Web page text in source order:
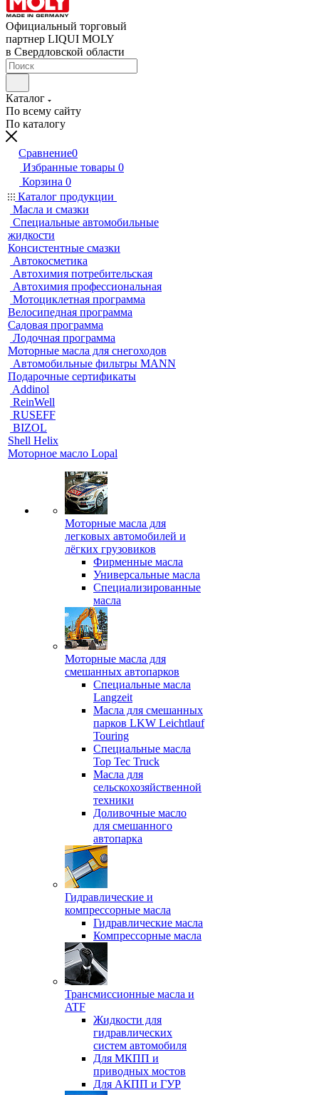
Официальный торговый
партнер LIQUI MOLY
в Свердловской области
Каталог
По всему сайту
По каталогу
Сравнение0
Избранные товары 0
Корзина 0
Каталог продукции
Масла и смазки
Специальные автомобильные
жидкости
Консистентные смазки
Автокосметика
Автохимия потребительская
Автохимия профессиональная
Мотоциклетная программа
Велосипедная программа
Садовая программа
Лодочная программа
Моторные масла для снегоходов
Автомобильные фильтры MANN
Подарочные сертификаты
Addinol
ReinWell
RUSEFF
BIZOL
Shell Helix
Моторное масло Lopal
Моторные масла для
легковых автомобилей и
лёгких грузовиков
Фирменные масла
Универсальные масла
Специализированные
масла
Моторные масла для
смешанных автопарков
Специальные масла
Langzeit
Масла для смешанных
парков LKW Leichtlauf
Touring
Специальные масла
Top Tec Truck
Масла для
сельскохозяйственной
техники
Доливочные масло
для смешанного
автопарка
Гидравлические и
компрессорные масла
Гидравлические масла
Компрессорные масла
Трансмиссионные масла и
ATF
Жидкости для
гидравлических
систем автомобиля
Для МКПП и
приводных мостов
Для АКПП и ГУР